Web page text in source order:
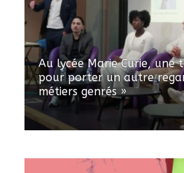
Au lycée Marie Curie, une
pour porter un autre
métiers genrés »